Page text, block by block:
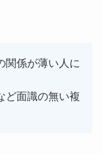
関係が薄い人に
ど面識の無い複